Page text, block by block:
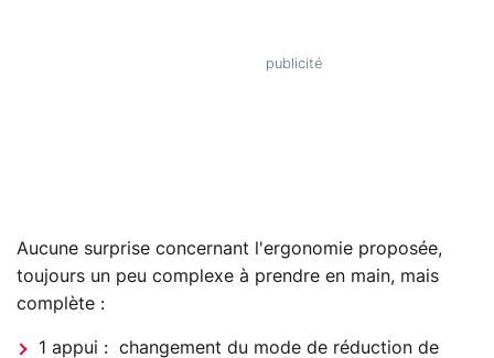
Aucune surprise concernant l'ergonomie proposée,
toujours un peu complexe à prendre en main, mais
complète :
1 appui : changement du mode de réduction de